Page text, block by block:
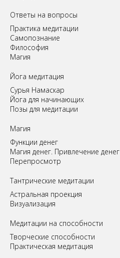
Ответы на вопросы
Практика медитации
Самопознание
Философия
Магия
Йога медитация
Сурья Намаскар
Йога для начинающих
Позы для медитации
Магия
Функции денег
Магия денег. Привлечение денег
Перепросмотр
Tантрические медитации
Астральная проекция
Визуализация
Медитации на способности
Творческие способности
Практическая медитация